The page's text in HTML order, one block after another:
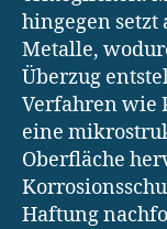
hingegen
Metalle,
Überzug
Verfahren wie
eine
Oberfläche
Haftung